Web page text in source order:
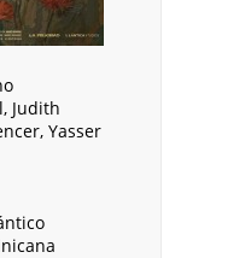
Judith
Yasser